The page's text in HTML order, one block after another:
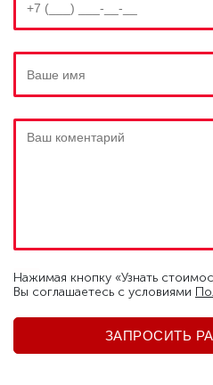
Нажимая кнопку «Узнать
Вы соглашаетесь c условиями